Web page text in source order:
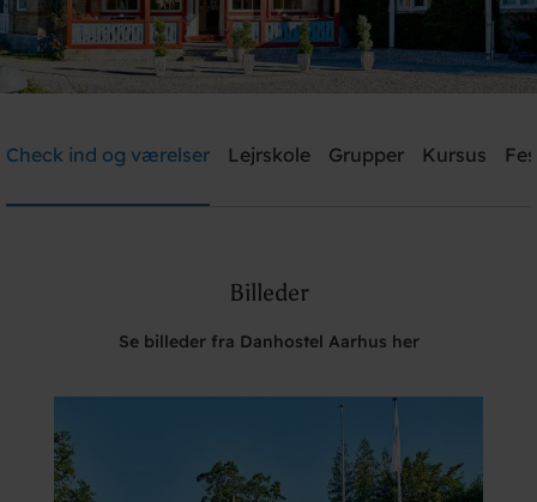
Brug for hjælp? Ring+45 8621 2120
Check ind og værelser Lejrskole Grupper Kursus
Billeder
Se billeder fra Danhostel Aarhus her